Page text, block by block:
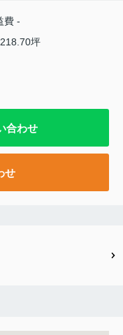
費 -
218.70坪
合わせ
せ